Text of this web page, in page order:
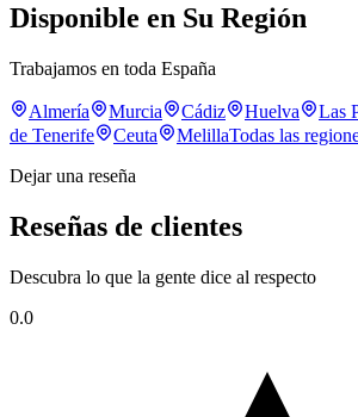
Disponible en Su Región
Trabajamos en toda España
Almería Murcia Cádiz Huelva Las
de Tenerife
Ceuta MelillaTodas las
Dejar una reseña
Reseñas de clientes
Descubra lo que la gente dice al respecto
0.0